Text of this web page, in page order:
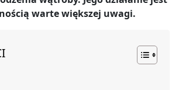
warte większej uwagi.